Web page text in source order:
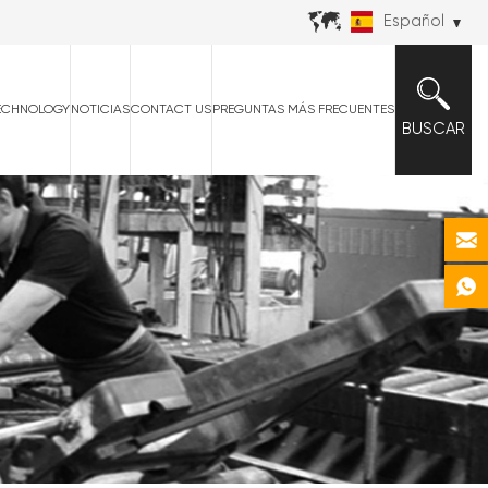
Español
BUSCAR
NOTICIASCONTACT US PREGUNTAS MÁS FRECUENTES